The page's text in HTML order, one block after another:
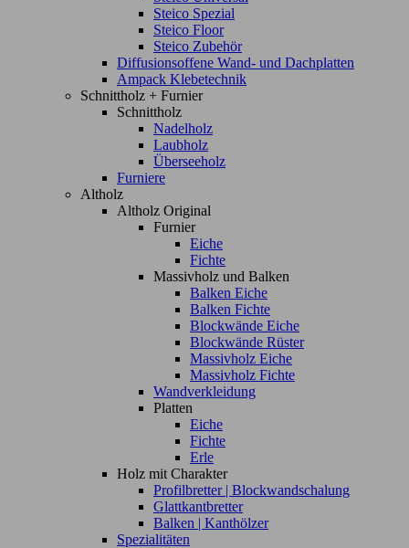
Steico Spezial
Steico Floor
Steico Zubehör
Diffusionsoffene Wand- und Dachplatten
Ampack Klebetechnik
Schnittholz + Furnier
Schnittholz
Nadelholz
Laubholz
Überseeholz
Furniere
Altholz
Altholz Original
Furnier
Eiche
Fichte
Massivholz und Balken
Balken Eiche
Balken Fichte
Blockwände Eiche
Blockwände Rüster
Massivholz Eiche
Massivholz Fichte
Wandverkleidung
Platten
Eiche
Fichte
Erle
Holz mit Charakter
Profilbretter | Blockwandschalung
Glattkantbretter
Balken | Kanthölzer
Spezialitäten